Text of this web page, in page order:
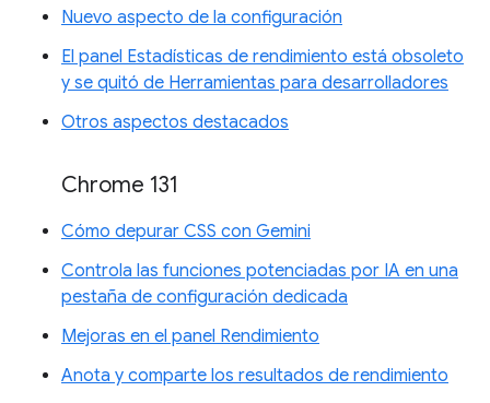
Nuevo aspecto de la configuración
El panel Estadísticas de rendimiento está obsoleto
y se quitó de Herramientas para desarrolladores
Otros aspectos destacados
Chrome 131
Cómo depurar CSS con Gemini
Controla las funciones potenciadas por IA en una
pestaña de configuración dedicada
Mejoras en el panel Rendimiento
Anota y comparte los resultados de rendimiento